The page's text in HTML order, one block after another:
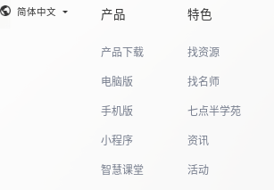
简体中文 产品
产品下载
电脑版
手机版
小程序
智慧课堂
特色
找资源
找名师
七点半学苑
资讯
活动